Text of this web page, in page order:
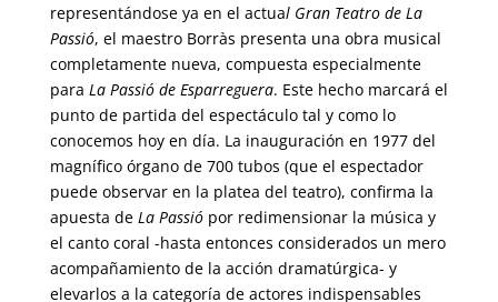
representándose ya en el actual Gran Teatro de La
Passió, el maestro Borràs presenta una obra musical
completamente nueva, compuesta especialmente
para La Passió de Esparreguera. Este hecho marcará el
punto de partida del espectáculo tal y como lo
conocemos hoy en día. La inauguración en 1977 del
magnífico órgano de 700 tubos (que el espectador
puede observar en la platea del teatro), confirma la
apuesta de La Passiópor redimensionar la música y
el canto coral -hasta entonces considerados un mero
acompañamiento de la acción dramatúrgica- y
elevarlos a la categoría de actores indispensables